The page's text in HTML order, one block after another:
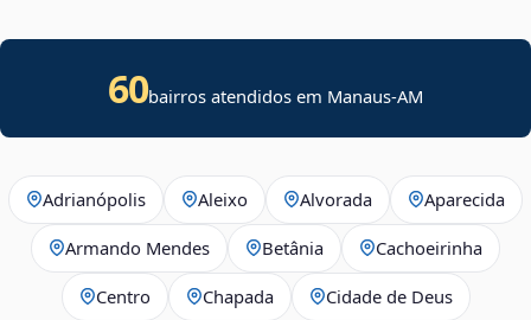
60bairros atendidos em Manaus-AM
Adrianópolis Aleixo Alvorada Aparecida
Armando Mendes Betânia Cachoeirinha
Centro Chapada Cidade de Deus